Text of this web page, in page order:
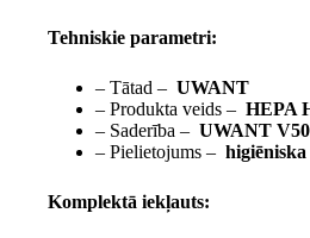
Tehniskie parametri:
– Tātad – UWANT
– Produkta veids – HEPA
– Saderība – UWANT
– Pielietojums –
Komplektā iekļauts: